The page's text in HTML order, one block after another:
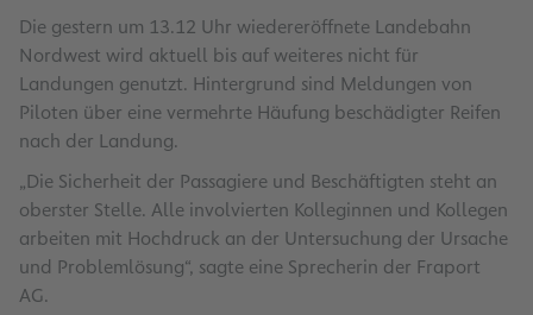
Die gestern um 13.12 Uhr wiedereröffnete Landebahn
Nordwest wird aktuell bis auf weiteres nicht für
Landungen genutzt. Hintergrund sind Meldungen von
Piloten über eine vermehrte Häufung beschädigter Reifen
nach der Landung.
„Die Sicherheit der Passagiere und Beschäftigten steht an
oberster Stelle. Alle involvierten Kolleginnen und Kollegen
arbeiten mit Hochdruck an der Untersuchung der Ursache
und Problemlösung“, sagte eine Sprecherin der Fraport
AG.